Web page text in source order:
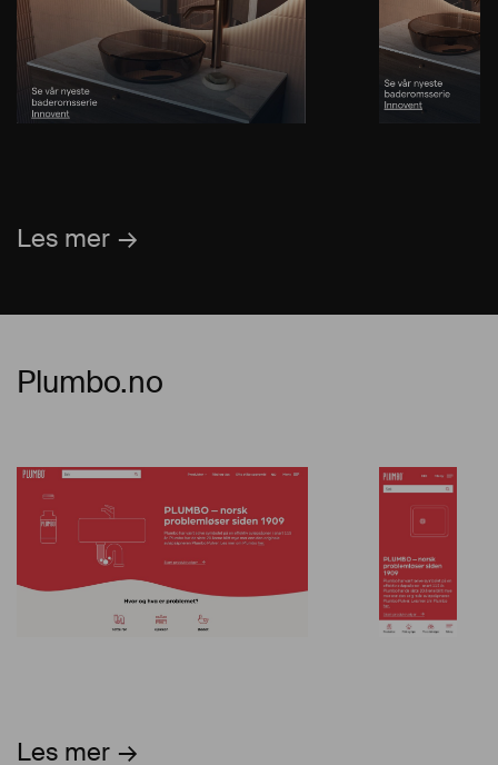
Les mer
Plumbo.no
Les mer